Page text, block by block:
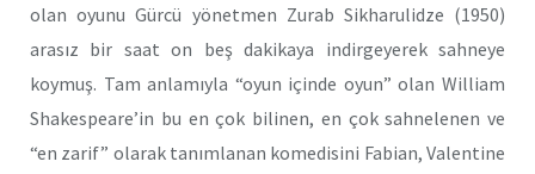
olan oyunu Gürcü yönetmen Zurab Sikharulidze (1950)
arasız bir saat on beş dakikaya indirgeyerek sahneye
koymuş. Tam anlamıyla “oyun içinde oyun” olan William
Shakespeare’in bu en çok bilinen, en çok sahnelenen ve
“en zarif” olarak tanımlanan komedisini Fabian, Valentine